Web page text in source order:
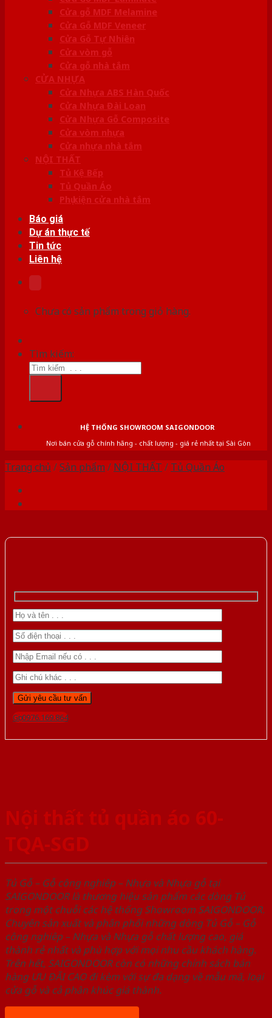
Cửa gỗ MDF Melamine
Cửa Gỗ MDF Veneer
Cửa Gỗ Tự Nhiên
Cửa vòm gỗ
Cửa gỗ nhà tắm
CỬA NHỰA
Cửa Nhựa ABS Hàn Quốc
Cửa Nhựa Đài Loan
Cửa Nhựa Gỗ Composite
Cửa vòm nhựa
Cửa nhựa nhà tắm
NỘI THẤT
Tủ Kệ Bếp
Tủ Quần Áo
Phụ kiện cửa nhà tắm
Báo giá
Dự án thực tế
Tin tức
Liên hệ
Chưa có sản phẩm trong giỏ hàng.
Tìm kiếm:
HỆ THỐNG SHOWROOM SAIGONDOOR
Nơi bán cửa gỗ chính hãng - chất lượng - giá rẻ nhất tại Sài Gòn
Trang chủ /Sản phẩm / NỘI THẤT / Tủ Quần Áo
Gọi 0976.169.864
Nội thất tủ quần áo 60-
TQA-SGD
Tủ Gỗ – Gỗ công nghiêp – Nhựa và Nhựa gỗ tại
SAIGONDOOR là thương hiệu sản phẩm các dòng Tủ
trong một chuỗi các hệ thống Showroom SAIGONDOOR.
Chuyên sản xuất và phân phối những dòng Tủ Gỗ – Gỗ
công nghiêp – Nhựa và Nhựa gỗ chất lượng cao, giá
thành rẻ nhất và phù hợp với mọi nhu cầu khách hàng.
Trên hết, SAIGONDOOR còn có những chính sách bán
hàng ƯU ĐÃI CAO đi kèm với sự đa dạng về mẫu mã, loại
cửa gỗ và cả phân khúc giá thành.